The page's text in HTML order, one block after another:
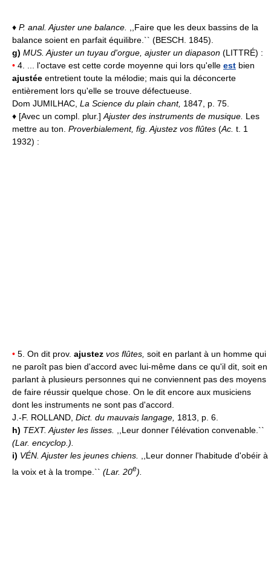
♦ P. anal.Ajuster une balance. ,,Faire que les deux bassins de la
balance soient en parfait équilibre.`` (BESCH. 1845).
g) MUS.Ajuster un tuyau d'orgue, ajuster un diapason (LITTRÉ) :
• 4. ... l'octave est cette corde moyenne qui lors qu'elle est bien
ajustée entretient toute la mélodie; mais qui la déconcerte
entièrement lors qu'elle se trouve défectueuse.
Dom JUMILHAC, La Science du plain chant, 1847, p. 75.
♦ [Avec un compl. plur.]Ajuster des instruments de musique. Les
mettre au ton. Proverbialement, fig.Ajustez vos flûtes (Ac. t. 1
1932) :
• 5. On dit prov. ajustez vos flûtes, soit en parlant à un homme qui
ne paroît pas bien d'accord avec lui-même dans ce qu'il dit, soit en
parlant à plusieurs personnes qui ne conviennent pas des moyens
de faire réussir quelque chose. On le dit encore aux musiciens
dont les instruments ne sont pas d'accord.
J.-F. ROLLAND, Dict. du mauvais langage, 1813, p. 6.
h) TEXT.Ajuster les lisses. ,,Leur donner l'élévation convenable.``
(Lar. encyclop.).
i) VÉN.Ajuster les jeunes chiens. ,,Leur donner l'habitude d'obéir à
la voix et à la trompe.`` (Lar. 20e).